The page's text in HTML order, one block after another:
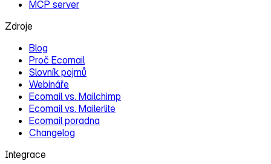
MCP server
Zdroje
Blog
Proč Ecomail
Slovník pojmů
Webináře
Ecomail vs. Mailchimp
Ecomail vs. Mailerlite
Ecomail poradna
Changelog
Integrace